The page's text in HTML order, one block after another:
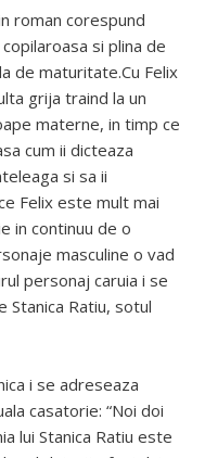
roman corespund
si plina de
de maturitate.Cu Felix
grija traind la un
materne, in timp ce
cum ii dicteaza
si sa ii
Felix este mult mai
in continuu de o
masculine o vad
personaj caruia i se
Stanica Ratiu, sotul
i se adreseaza
casatorie: “Noi doi
lui Stanica Ratiu este